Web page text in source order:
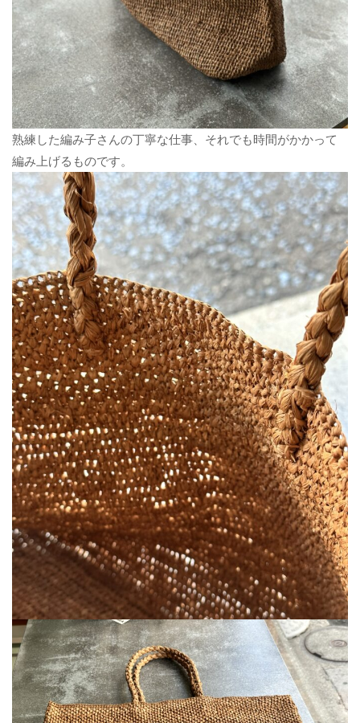
熟練した編み子さんの丁寧な仕事、それでも時間がかかって
編み上げるものです。